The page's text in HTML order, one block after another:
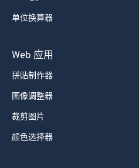
单位换算器
Web 应用
拼贴制作器
图像调整器
裁剪图片
颜色选择器